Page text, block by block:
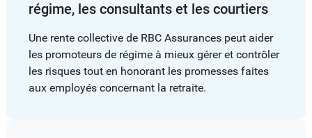
régime, les consultants et les courtiers
Une rente collective de RBC Assurances peut aider
les promoteurs de régime à mieux gérer et contrôler
les risques tout en honorant les promesses faites
aux employés concernant la retraite.